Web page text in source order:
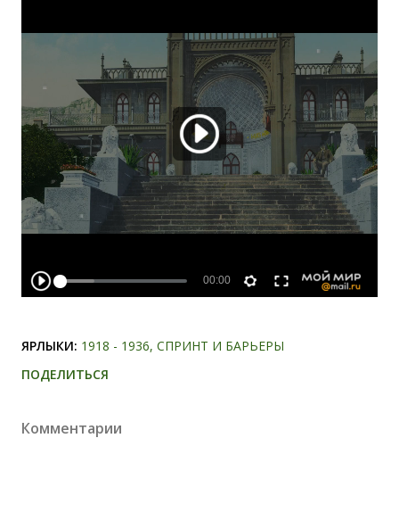
ЯРЛЫКИ: 1918 - 1936 СПРИНТ И БАРЬЕРЫ
ПОДЕЛИТЬСЯ
Комментарии